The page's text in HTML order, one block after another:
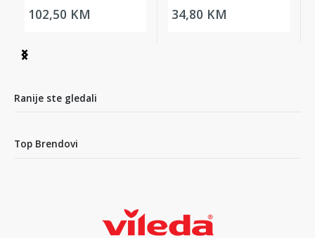
102,50 KM 34,80 KM
Item
5
Ranije ste gledali
Top Brendovi